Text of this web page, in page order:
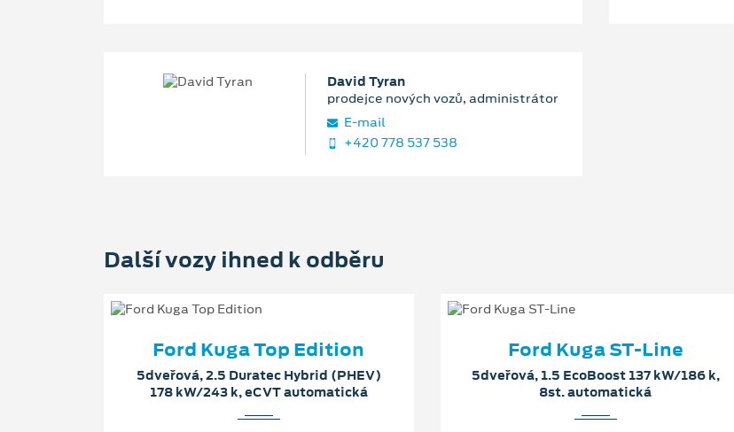
David Tyran
prodejce nových vozů, administrátor
E‑mail
+420 778 537 538
Další vozy ihned k odběru
Ford Kuga Top Edition
5dveřová, 2.5 Duratec Hybrid (PHEV)
178 kW/243 k, eCVT automatická
Ford Kuga ST-Line
5dveřová, 1.5 EcoBoost 137 kW/186 k,
8st. automatická